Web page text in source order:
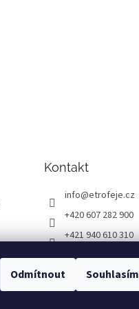
Odmítnout Souhlasím
Kontakt
info@etrofeje.cz
+420 607 282 900
+421 940 610 310
ETROFEJE
etrofeje